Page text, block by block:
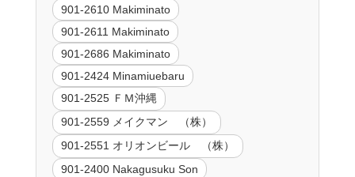
901-2610 Makiminato
901-2611 Makiminato
901-2686 Makiminato
901-2424 Minamiuebaru
901-2525 ＦＭ沖縄
901-2559 メイクマン （株）
901-2551 オリオンビール （株）
901-2400 Nakagusuku Son